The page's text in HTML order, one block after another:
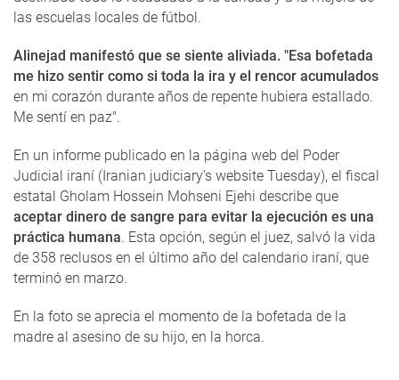
las escuelas locales de fútbol.
Alinejad manifestó que se siente aliviada. "Esa bofetada
me hizo sentir como si toda la ira y el rencor acumulados
en mi corazón durante años de repente hubiera estallado.
Me sentí en paz".
En un informe publicado en la página web del Poder
Judicial iraní (Iranian judiciary's website Tuesday), el fiscal
estatal Gholam Hossein Mohseni Ejehi describe que
aceptar dinero de sangre para evitar la ejecución es una
práctica humana. Esta opción, según el juez, salvó la vida
de 358 reclusos en el último año del calendario iraní, que
terminó en marzo.
En la foto se aprecia el momento de la bofetada de la
madre al asesino de su hijo, en la horca.